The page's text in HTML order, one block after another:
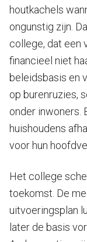
houtkachels
ongunstig zijn.
college, dat een
financieel niet
beleidsbasis en
op burenruzies,
onder inwoners.
huishoudens
voor hun
Het college
toekomst. De
uitvoeringsplan
later de basis